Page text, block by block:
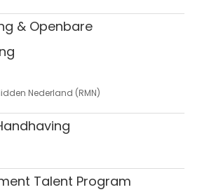
& Openbare
Nederland (RMN)
Talent Program